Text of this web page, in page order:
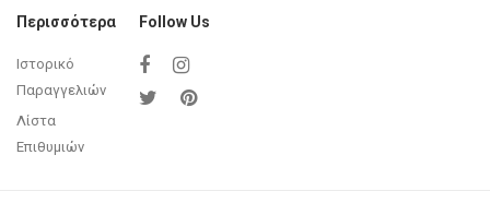
Περισσότερα
Ιστορικό
Παραγγελιών
Λίστα
Επιθυμιών
Follow Us